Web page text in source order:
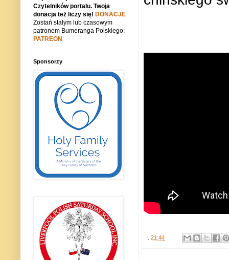
21:44
Czytelników portalu. Twoja
donacja też liczy się! DONACJE
Zostań stałym lub czasowym
patronem Bumeranga Polskiego:
PATREON
Sponsorzy